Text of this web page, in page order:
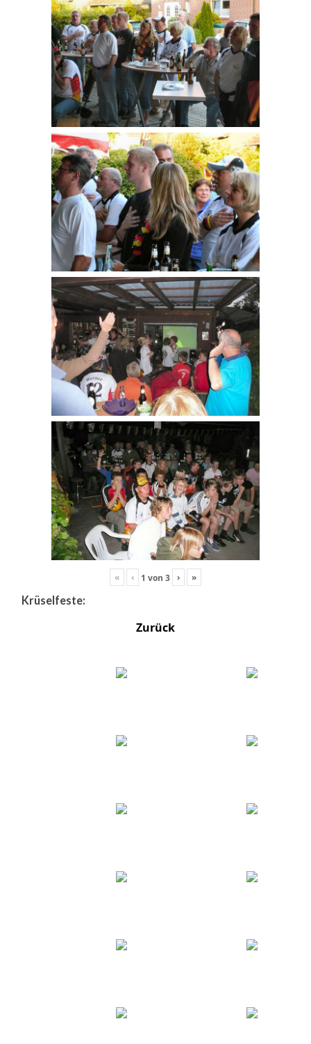
« ‹ 1 von 3 › »
Krüselfeste:
Zurück